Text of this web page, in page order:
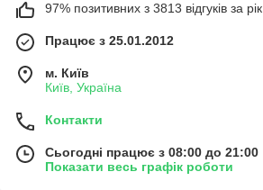
97% позитивних з 3813 відгуків за рік
Працює з 25.01.2012
м. Київ
Київ, Україна
Контакти
Сьогодні працює з 08:00 до 21:00
Показати весь графік роботи